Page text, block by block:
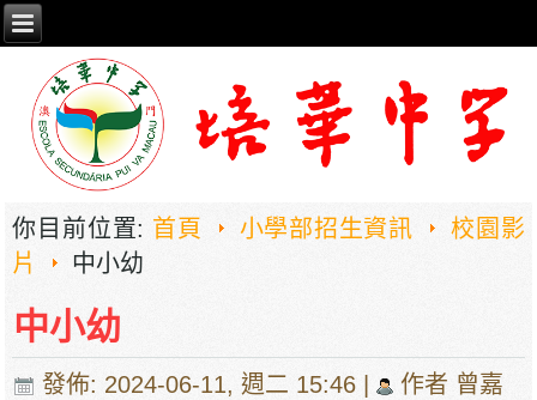
你目前位置: 首頁 小學部招生資訊
校園影
片
中小幼
中小幼
發佈: 2024-06-11, 週二 15:46 |
作者 曾嘉